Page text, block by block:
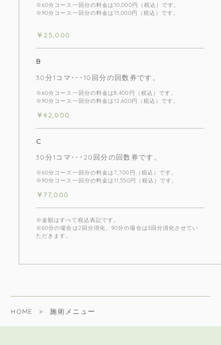
※60分コース一回分の料金は10,000円（税込）です。
※90分コース一回分の料金は15,000円（税込）です。
￥25,000
B
30分1コマ･･･10回分の回数券です。
※60分コース一回分の料金は8,400円（税込）です。
※90分コース一回分の料金は12,600円（税込）です。
￥42,000
C
30分1コマ･･･20回分の回数券です。
※60分コース一回分の料金は7,700円（税込）です。
※90分コース一回分の料金は11,550円（税込）です。
￥77,000
※金額はすべて税込表記です。
※60分の場合は2回分消化、90分の場合は3回分消化させてい
ただきます。
HOME 施術メニュー